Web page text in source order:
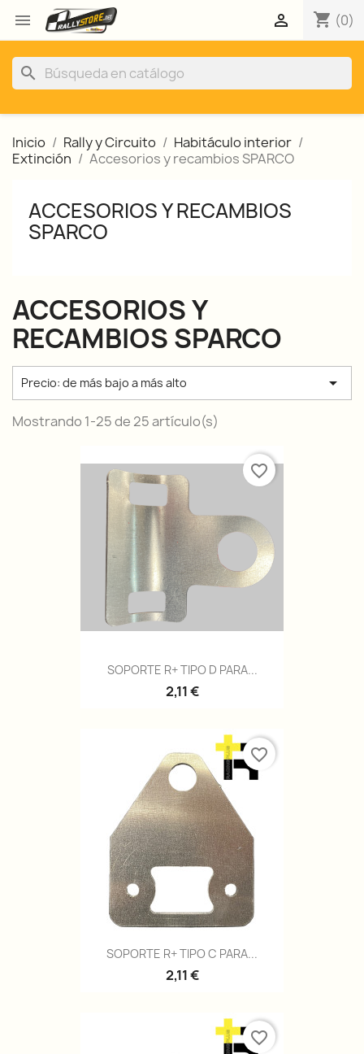
 shopping_cart (0)

search
Inicio Rally y Circuito
Habitáculo interior
Extinción
Accesorios y recambios SPARCO
ACCESORIOS Y RECAMBIOS
SPARCO
ACCESORIOS Y
RECAMBIOS SPARCO
Precio: de más bajo a más alto 
Mostrando 1-25 de 25 artículo(s)
SOPORTE R+ TIPO D PARA...
2,11 €
favorite_border
SOPORTE R+ TIPO C PARA...
2,11 €
favorite_border
favorite_border